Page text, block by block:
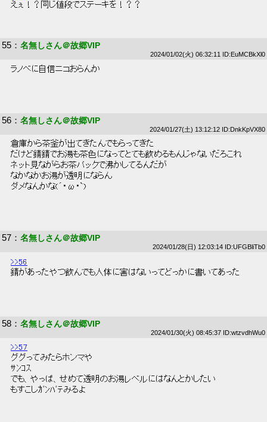
えぇ！？同じ値段でステーキを！？？
55 ： 名無しさん＠故郷VIP
2024/01/02(火) 06:32:11 ID:EuMCBkXl0
ラノベに自信ニコおらんか
56 ： 名無しさん＠故郷VIP
2024/01/27(土) 13:12:12 ID:DnkKpVX80
倉庫から茶釜が出てきたんでもらってきた
だけど錆錆でお湯も茶色になってとても飲めるもんじゃないだろこれ
ネット見ながらお茶パックで沸かしてるんだが
なかなかお湯が透明にならん
ダメなんかな(´・ω・`)
57 ： 名無しさん＠故郷VIP
2024/01/28(日) 12:03:14 ID:UFGBliTb0
>>56
錆があったやつ飲んでも人体に害はないってどっかに書いてあった
58 ： 名無しさん＠故郷VIP
2024/01/30(火) 08:45:37 ID:wtzvdhWu0
>>57
ググってみたらホンマや
ｻﾝｺｽ
でも、やっぱ、せめて透明のお湯レベルにはなんとかしたい
もすこしｶﾞﾝﾊﾞﾃみるよ